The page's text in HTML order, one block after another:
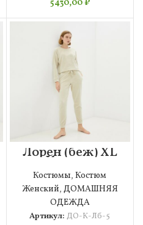
5430,00₽
Лорен (беж) ХL
Костюм
велюровый
Костюмы,Костюм
Женский, ДОМАШНЯЯ
ОДЕЖДА
Артикул:ДО-К-Лб-5